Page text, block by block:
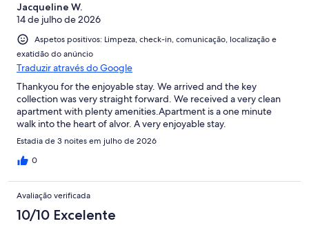
Jacqueline W.
14 de julho de 2026
Aspetos positivos: Limpeza, check-in, comunicação, localização e
exatidão do anúncio
Traduzir através do Google
Thankyou for the enjoyable stay. We arrived and the key
collection was very straight forward. We received a very clean
apartment with plenty amenities.Apartment is a one minute
walk into the heart of alvor. A very enjoyable stay.
Estadia de 3 noites em julho de 2026
0
Avaliação verificada
10/10 Excelente